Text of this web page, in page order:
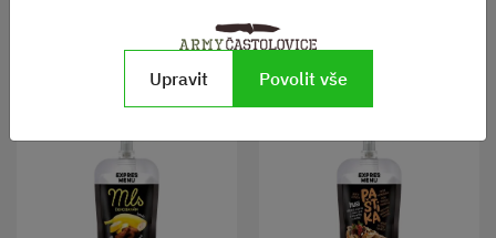
Upravit Povolit vše